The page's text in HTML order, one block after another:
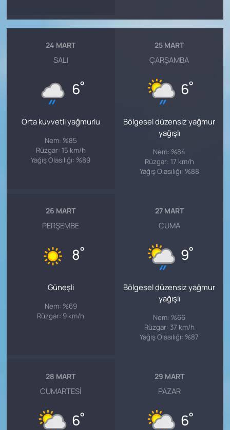
24 MART
SALI
6°
Orta kuvvetli yağmurlu
Nem: %85
Rüzgar: 15 km/h
Yağış Olasılığı: %89
25 MART
ÇARŞAMBA
6°
Bölgesel düzensiz yağmur
yağışlı
Nem: %84
Rüzgar: 17 km/h
Yağış Olasılığı: %88
26 MART
PERŞEMBE
8°
Güneşli
Nem: %69
Rüzgar: 9 km/h
27 MART
CUMA
9°
Bölgesel düzensiz yağmur
yağışlı
Nem: %66
Rüzgar: 37 km/h
Yağış Olasılığı: %87
28 MART
CUMARTESI
6°
29 MART
PAZAR
6°